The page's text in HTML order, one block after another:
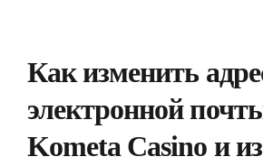
Как изменить
электронной
Kometa Casino и